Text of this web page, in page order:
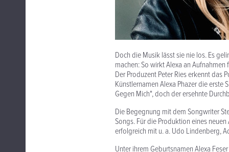
Doch die Musik lässt sie nie los. Es
machen: So wirkt Alexa an
Der Produzent Peter Ries erkennt das
Künstlernamen Alexa Phazer die
Gegen Mich", doch der ersehnte
Die Begegnung mit dem Songwriter
Songs. Für die Produktion eines
erfolgreich mit u. a. Udo Lindenberg,
Unter ihrem Geburtsnamen Alexa